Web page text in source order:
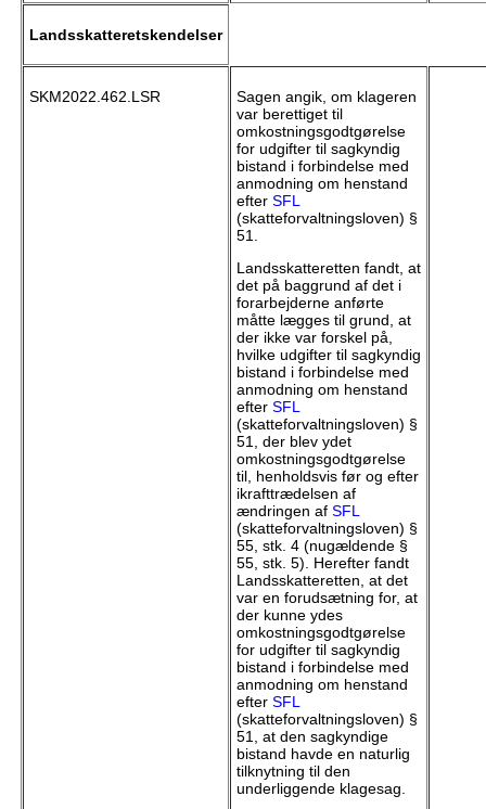
Landsskatteretskendelser
SKM2022.462.LSR
Sagen angik, om klageren
var berettiget til
omkostningsgodtgørelse
for udgifter til sagkyndig
bistand i forbindelse med
anmodning om henstand
efter SFL
(skatteforvaltningsloven) §
51.
Landsskatteretten fandt, at
det på baggrund af det i
forarbejderne anførte
måtte lægges til grund, at
der ikke var forskel på,
hvilke udgifter til sagkyndig
bistand i forbindelse med
anmodning om henstand
efter SFL
(skatteforvaltningsloven) §
51, der blev ydet
omkostningsgodtgørelse
til, henholdsvis før og efter
ikrafttrædelsen af
ændringen af SFL
(skatteforvaltningsloven) §
55, stk. 4 (nugældende §
55, stk. 5). Herefter fandt
Landsskatteretten, at det
var en forudsætning for, at
der kunne ydes
omkostningsgodtgørelse
for udgifter til sagkyndig
bistand i forbindelse med
anmodning om henstand
efter SFL
(skatteforvaltningsloven) §
51, at den sagkyndige
bistand havde en naturlig
tilknytning til den
underliggende klagesag.